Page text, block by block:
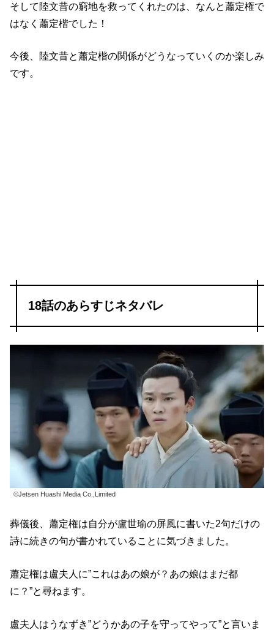
そして陸文昔の窮地を救ってくれたのは、なんと蕭定権で
はなく蕭定楷でした！
今後、陸文昔と蕭定楷の関係がどうなっていくのか楽しみ
です。
18話のあらすじネタバレ
©Jetsen Huashi Media Co.,Limited
葬儀後、蕭定権は自分が盧世瑜の屏風に書いた2句だけの
詩に続きの句が書かれていることに気づきました。
蕭定権は盧夫人に”これはあの娘が？あの娘はまだ都
に？”と尋ねます。
盧夫人はうなずき”どうかあの子を守ってやって”と言いま